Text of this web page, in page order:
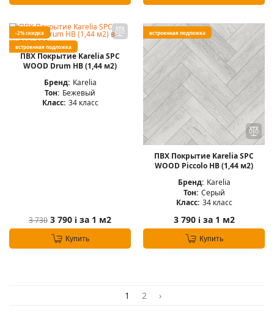
-2% скидка
встроенная подложка
ПВХ Покрытие Karelia SPC
WOOD Drum HB (1,44 м2)
Бренд: Karelia
Тон: Бежевый
Класс: 34 класс
3 730 3 790 i за 1 м2
Купить
встроенная подложка
ПВХ Покрытие Karelia SPC
WOOD Piccolo HB (1,44 м2)
Бренд: Karelia
Тон: Серый
Класс: 34 класс
3 790 iза 1 м2
Купить
1 2 ›